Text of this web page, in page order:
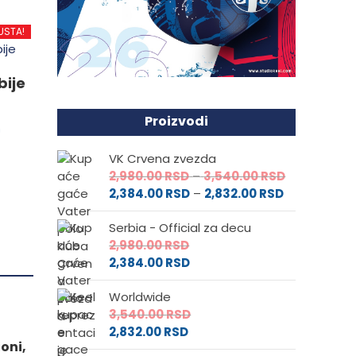
Proizvodi
VK Crvena zvezda
2,980.00RSD–3,540.00RSDRaspon
od
2,384.00RSD – 2,832.00RSDRaspon
cena:
2,832.00 RSD
Serbia - Official za decu
2,980.00RSD
2,384.00RSD
Worldwide
3,540.00RSD
2,832.00RSD